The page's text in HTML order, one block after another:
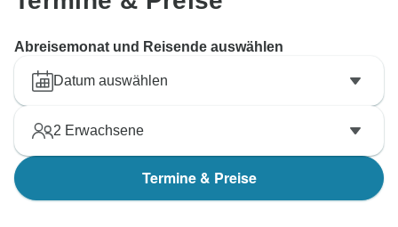
Abreisemonat und Reisende auswählen
Datum auswählen
2 Erwachsene
Termine & Preise